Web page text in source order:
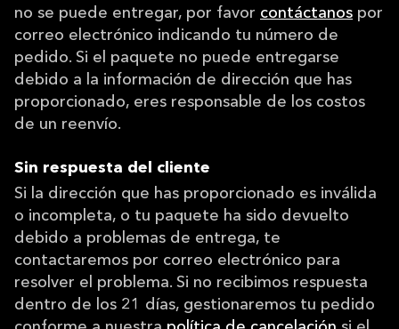
no se puede entregar, por favor contáctanos por
correo electrónico indicando tu número de
pedido. Si el paquete no puede entregarse
debido a la información de dirección que has
proporcionado, eres responsable de los costos
de un reenvío.
Sin respuesta del cliente
Si la dirección que has proporcionado es inválida
o incompleta, o tu paquete ha sido devuelto
debido a problemas de entrega, te
contactaremos por correo electrónico para
resolver el problema. Si no recibimos respuesta
dentro de los 21 días, gestionaremos tu pedido